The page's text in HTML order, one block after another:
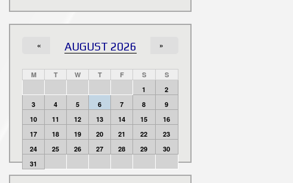
AUGUST 2026
« »
M T W T F S
S
1
2
3
4 5 6 7 8
9
10
11 12 13 14 15
16
17
18 19 20 21 22
23
24
25 26 27 28 29
30
31